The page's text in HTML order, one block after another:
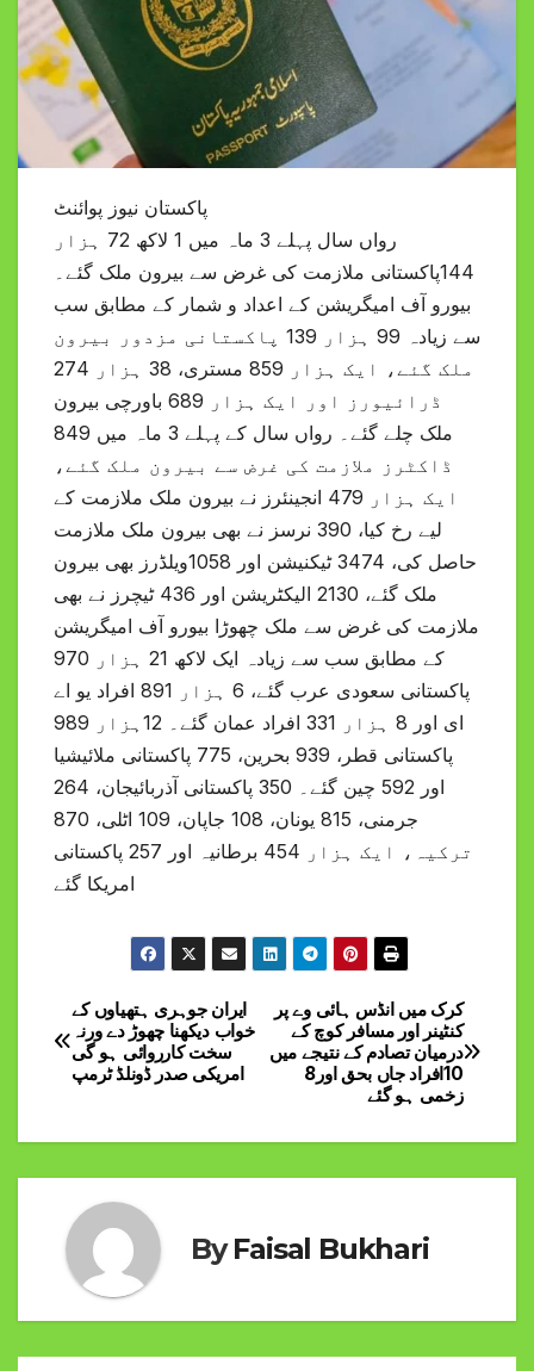
پاکستان نیوز پوائنٹ
رواں سال پہلے 3 ماہ میں 1 لاکھ 72 ہزار
144پاکستانی ملازمت کی غرض سے بیرون ملک گئے۔
بیورو آف امیگریشن کے اعداد و شمار کے مطابق سب
سے زیادہ 99 ہزار 139 پاکستانی مزدور بیرون
ملک گئے، ایک ہزار 859 مستری، 38 ہزار 274
ڈرائیورز اور ایک ہزار 689 باورچی بیرون
ملک چلے گئے۔ رواں سال کے پہلے 3 ماہ میں 849
ڈاکٹرز ملازمت کی غرض سے بیرون ملک گئے،
ایک ہزار 479 انجینئرز نے بیرون ملک ملازمت کے
لیے رخ کیا، 390 نرسز نے بھی بیرون ملک ملازمت
حاصل کی، 3474 ٹیکنیشن اور 1058ویلڈرز بھی بیرون
ملک گئے، 2130 الیکٹریشن اور 436 ٹیچرز نے بھی
ملازمت کی غرض سے ملک چھوڑا بیورو آف امیگریشن
کے مطابق سب سے زیادہ ایک لاکھ 21 ہزار 970
پاکستانی سعودی عرب گئے، 6 ہزار 891 افراد یو اے
ای اور 8 ہزار 331 افراد عمان گئے۔ 12ہزار 989
پاکستانی قطر، 939 بحرین، 775 پاکستانی ملائیشیا
اور 592 چین گئے۔ 350 پاکستانی آذربائیجان، 264
جرمنی، 815 یونان، 108 جاپان، 109 اٹلی، 870
ترکیہ، ایک ہزار 454 برطانیہ اور 257 پاکستانی
امریکا گئے
Post
navigation
کرک میں انڈس ہائی وے پر
کنٹینر اور مسافر کوچ کے
درمیان تصادم کے نتیجے میں
10افراد جاں بحق اور8
زخمی ہو گئے
ایران جوہری ہتھیاوں کے
خواب دیکھنا چھوڑ دے ورنہ
سخت کارروائی ہو گی
امریکی صدر ڈونلڈ ٹرمپ
ByFaisal Bukhari